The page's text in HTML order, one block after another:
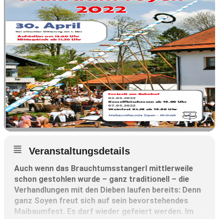
Veranstaltungsdetails
Auch wenn das Brauchtumsstangerl mittlerweile
schon gestohlen wurde – ganz traditionell – die
Verhandlungen mit den Dieben laufen bereits: Denn
ganz Soyen freut sich auf sein bevorstehendes
Maibaumfest. Es darf wieder gefeiert werden. Im